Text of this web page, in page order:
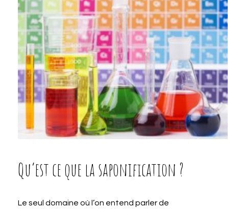
Qu’est ce que la saponification ?
Le seul domaine où l’on entend parler de